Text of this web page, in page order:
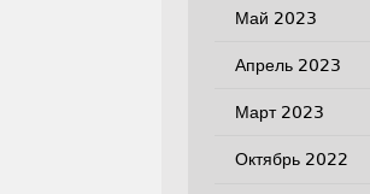
Май 2023
Апрель 2023
Март 2023
Октябрь 2022